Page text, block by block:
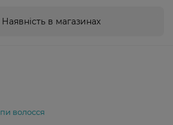
Наявність в магазинах
волосся